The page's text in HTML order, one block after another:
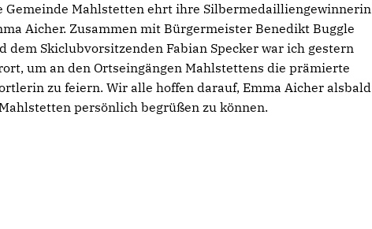
Gemeinde Mahlstetten ehrt ihre Silbermedailliengewinnerin
Aicher. Zusammen mit Bürgermeister Benedikt Buggle
dem Skiclubvorsitzenden Fabian Specker war ich gestern
um an den Ortseingängen Mahlstettens die prämierte
zu feiern. Wir alle hoffen darauf, Emma Aicher alsbald
persönlich begrüßen zu können.